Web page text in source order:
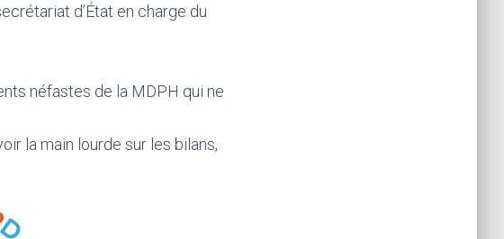
d’État en charge du
néfastes de la MDPH qui ne
la main lourde sur les bilans,